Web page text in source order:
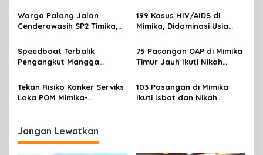
p
o
s
Meriahkan Lomba Gerak
Jalan Kreasi HUT ke-81 RI
Wujud Nyata Pelayanan
Rakyat
Warga Palang Jalan
Cenderawasih SP2 Timika,
Pemicunya
199 Kasus HIV/AIDS di
Mimika, Didominasi Usia
Speedboat Terbalik
Pengangkut Mangga
75 Pasangan OAP di Mimika
Timur Jauh Ikuti Nikah
Tekan Risiko Kanker Serviks
Loka POM Mimika-
103 Pasangan di Mimika
Ikuti Isbat dan Nikah
Jangan Lewatkan